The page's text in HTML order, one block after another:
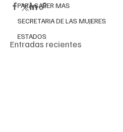
PARA SABER MAS
SECRETARIA DE LAS MUJERES
ESTADOS
Entradas recientes